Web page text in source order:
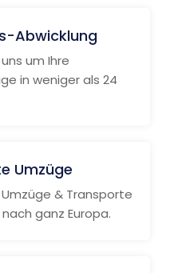
Abwicklung
um Ihre
in weniger als 24
Umzüge
& Transporte
ganz Europa.